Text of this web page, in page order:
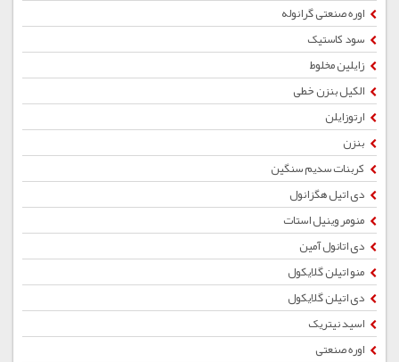
اوره صنعتی گرانوله
سود کاستیک
زایلین مخلوط
الکیل بنزن خطی
ارتوزایلن
بنزن
کربنات سدیم سنگین
دی اتیل هگزانول
منومر وینیل استات
دی اتانول آمین
منو اتیلن گلایکول
دی اتیلن گلایکول
اسید نیتریک
اوره صنعتی